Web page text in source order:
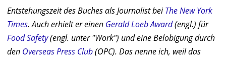
Entstehungszeit des Buches als Journalist beiThe New York
Times. Auch erhielt er einen Gerald Loeb Award(engl.) für
Food Safety(engl. unter "Work") und eine Belobigung durch
den Overseas Press Club(OPC). Das nenne ich, weil das